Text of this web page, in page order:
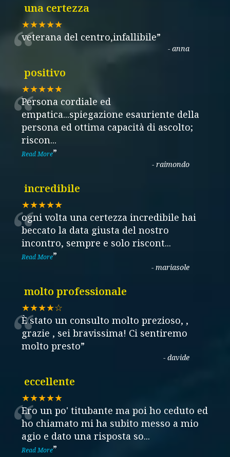
una certezza
★★★★★
“
veterana del centro,infallibile”
-anna
positivo
★★★★★
“
Persona cordiale ed
empatica...spiegazione esauriente della
persona ed ottima capacità di ascolto;
riscon...
Read More”
-raimondo
incredibile
★★★★★
“
ogni volta una certezza incredibile hai
beccato la data giusta del nostro
incontro, sempre e solo riscont...
Read More”
-mariasole
molto professionale
★★★★☆
“
È stato un consulto molto prezioso, ,
grazie , sei bravissima! Ci sentiremo
molto presto”
-davide
eccellente
★★★★★
“
Ero un po' titubante ma poi ho ceduto ed
ho chiamato mi ha subito messo a mio
agio e dato una risposta so...
Read More”